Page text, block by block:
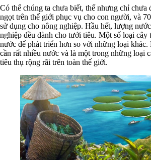
Có thể chúng ta chưa biết, thế nhưng chỉ chưa
ngọt trên thế giới phục vụ cho con người, và
sử dụng cho nông nghiệp. Hầu hết, lượng
nghiệp đều dành cho tưới tiêu. Một số loại cây
nước để phát triển hơn so với những loại
cần rất nhiều nước và là một trong những loại
tiêu thụ rộng rãi trên toàn thế giới.